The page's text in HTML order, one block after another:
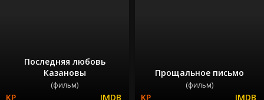
Последняя любовь
Казановы
(фильм)
Прощальное письмо
(фильм)